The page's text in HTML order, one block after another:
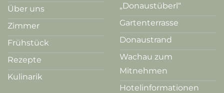
Über uns
Zimmer
Frühstück
Rezepte
Kulinarik
„Donaustüberl“
Gartenterrasse
Donaustrand
Wachau zum
Mitnehmen
Hotelinformationen